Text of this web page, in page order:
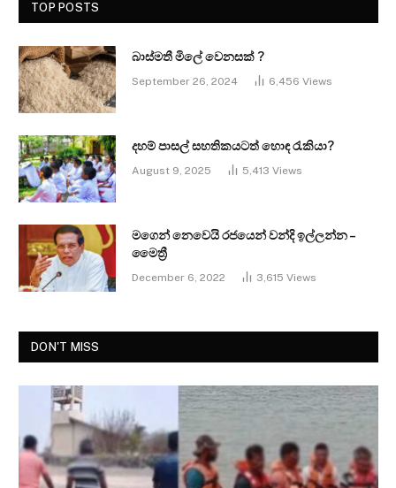
TOP POSTS
බාස්මතී මිලේ වෙනසක් ?
September 26, 2024 6,456 Views
දහම් පාසල් සහතිකයටත් හොඳ රැකියා?
August 9, 2025 5,413 Views
මගෙන් නෙවෙයි රජයෙන් වන්දි ඉල්ලන්න –
මෛත්‍රී
December 6, 2022 3,615 Views
DON'T MISS